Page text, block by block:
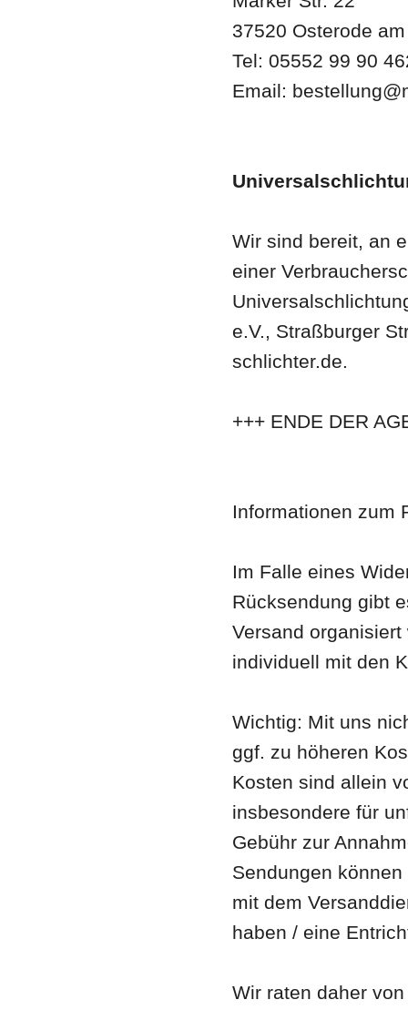
37520 Osterode
Tel: 05552 99 90
Email:
Wir sind bereit, an
einer
e.V., Straßburger
schlichter.de.
+++ ENDE DER
Informationen zum
Im Falle eines
Rücksendung gibt
Versand
individuell mit den
Wichtig: Mit uns
ggf. zu höheren
Kosten sind allein
insbesondere für
Gebühr zur
Sendungen
mit dem
haben / eine
Wir raten daher